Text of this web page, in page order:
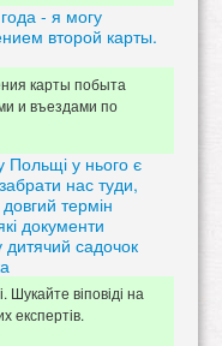
- я могу
второй карты.
карты побыта
и въездами по
Польщі у нього є
нас туди,
термін
документи
дитячий садочок
віповіді на
експертів.